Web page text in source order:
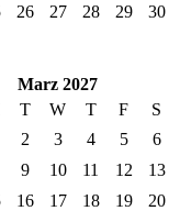
26 27 28 29
30
Marz 2027
T W T F
S
2 3 4 5
6
9 10 11 12
13
16 17 18 19
20